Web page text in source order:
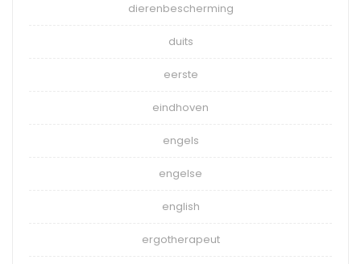
dierenbescherming
duits
eerste
eindhoven
engels
engelse
english
ergotherapeut